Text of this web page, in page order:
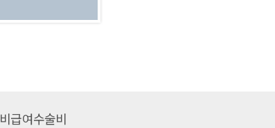
비급여수술비